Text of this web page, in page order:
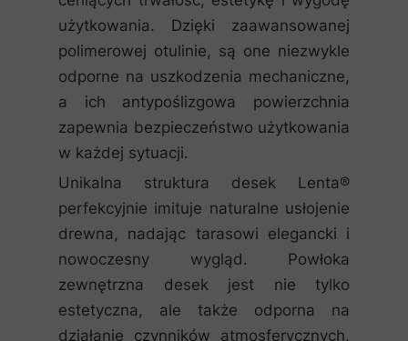
użytkowania. Dzięki zaawansowanej
polimerowej otulinie, są one niezwykle
odporne na uszkodzenia mechaniczne,
a ich antypoślizgowa powierzchnia
zapewnia bezpieczeństwo użytkowania
w każdej sytuacji.
Unikalna struktura desek Lenta®
perfekcyjnie imituje naturalne usłojenie
drewna, nadając tarasowi elegancki i
nowoczesny wygląd. Powłoka
zewnętrzna desek jest nie tylko
estetyczna, ale także odporna na
działanie czynników atmosferycznych,